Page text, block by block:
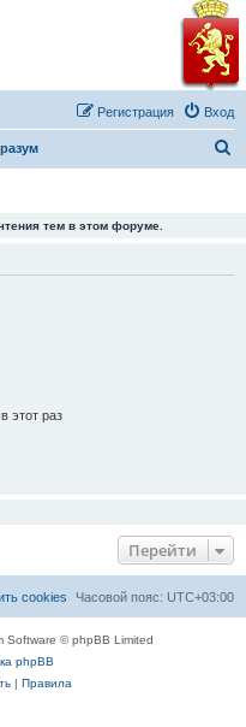
Вход
Регистрация
тем в этом форуме.
этот раз
Перейти
Часовой пояс: UTC+03:00
cookies
Software © phpBB Limited
phpBB
| Правила